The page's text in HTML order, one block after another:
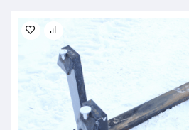
Наружный габаритный радиус
Скорость подъема с грузом/без
Скорость опускания с грузом/без